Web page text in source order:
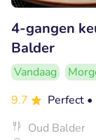
4-gangen
Balder
Vandaag
9.7
Perfect
Oud Balder